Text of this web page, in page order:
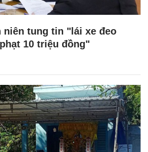
niên tung tin "lái xe đeo
10 triệu đồng"